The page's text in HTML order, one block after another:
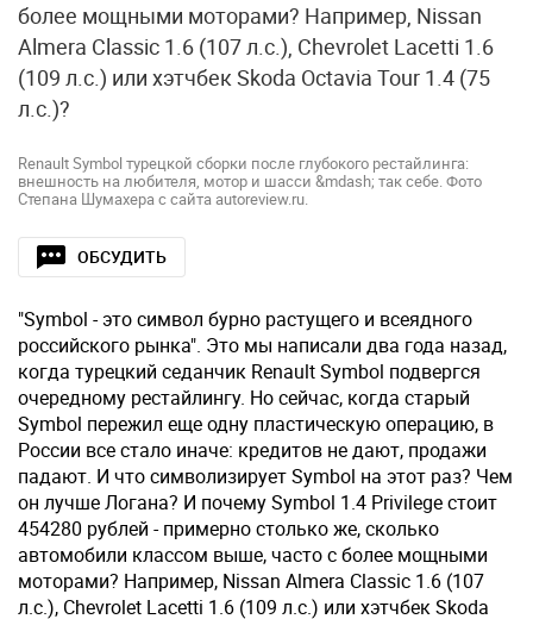
более мощными моторами? Например, Nissan
Almera Classic 1.6 (107 л.с.), Chevrolet Lacetti 1.6
(109 л.с.) или хэтчбек Skoda Octavia Tour 1.4 (75
л.с.)?
Renault Symbol турецкой сборки после глубокого рестайлинга:
внешность на любителя, мотор и шасси &mdash; так себе. Фото
Степана Шумахера с сайта autoreview.ru.
ОБСУДИТЬ
"Symbol - это символ бурно растущего и всеядного
российского рынка". Это мы написали два года назад,
когда турецкий седанчик Renault Symbol подвергся
очередному рестайлингу. Но сейчас, когда старый
Symbol пережил еще одну пластическую операцию, в
России все стало иначе: кредитов не дают, продажи
падают. И что символизирует Symbol на этот раз? Чем
он лучше Логана? И почему Symbol 1.4 Privilege стоит
454280 рублей - примерно столько же, сколько
автомобили классом выше, часто с более мощными
моторами? Например, Nissan Almera Classic 1.6 (107
л.с.), Chevrolet Lacetti 1.6 (109 л.с.) или хэтчбек Skoda